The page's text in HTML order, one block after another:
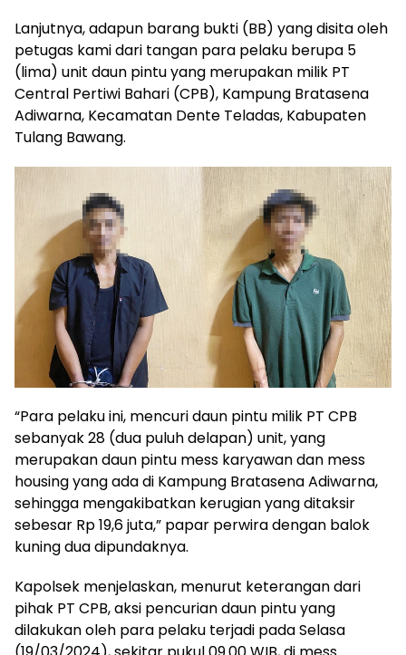
Lanjutnya, adapun barang bukti (BB) yang disita oleh
petugas kami dari tangan para pelaku berupa 5
(lima) unit daun pintu yang merupakan milik PT
Central Pertiwi Bahari (CPB), Kampung Bratasena
Adiwarna, Kecamatan Dente Teladas, Kabupaten
Tulang Bawang.
“Para pelaku ini, mencuri daun pintu milik PT CPB
sebanyak 28 (dua puluh delapan) unit, yang
merupakan daun pintu mess karyawan dan mess
housing yang ada di Kampung Bratasena Adiwarna,
sehingga mengakibatkan kerugian yang ditaksir
sebesar Rp 19,6 juta,” papar perwira dengan balok
kuning dua dipundaknya.
Kapolsek menjelaskan, menurut keterangan dari
pihak PT CPB, aksi pencurian daun pintu yang
dilakukan oleh para pelaku terjadi pada Selasa